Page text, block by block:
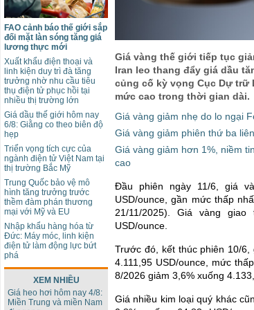
Giá vàng thế giới tiếp tục
Iran leo thang đẩy giá dầu
củng cố kỳ vọng Cục Dự trữ
mức cao trong thời gian dài.
Giá vàng giảm nhẹ do lo ngại
Giá vàng giảm phiên thứ ba
Giá vàng giảm hơn 1%, niềm
cao
Đầu phiên ngày 11/6, giá
USD/ounce, gần mức thấp
21/11/2025). Giá vàng
USD/ounce.
Trước đó, kết thúc phiên 10/6,
4.111,95 USD/ounce, mức
8/2026 giảm 3,6% xuống
Giá nhiều kim loại quý khác
FAO cảnh báo thế giới sắp
đối mặt làn sóng tăng giá
lương thực mới
Xuất khẩu điện thoại và
linh kiện duy trì đà tăng
trưởng nhờ nhu cầu tiêu
thụ điện tử phục hồi tại
nhiều thị trường lớn
Giá dầu thế giới hôm nay
6/8: Giằng co theo biên độ
hẹp
Triển vọng tích cực của
ngành điện tử Việt Nam tại
thị trường Bắc Mỹ
Trung Quốc bảo vệ mô
hình tăng trưởng trước
thềm đàm phán thương
mại với Mỹ và EU
Nhập khẩu hàng hóa từ
Đức: Máy móc, linh kiện
điện tử làm động lực bứt
phá
XEM NHIỀU
Giá heo hơi hôm nay 4/8:
Miền Trung và miền Nam